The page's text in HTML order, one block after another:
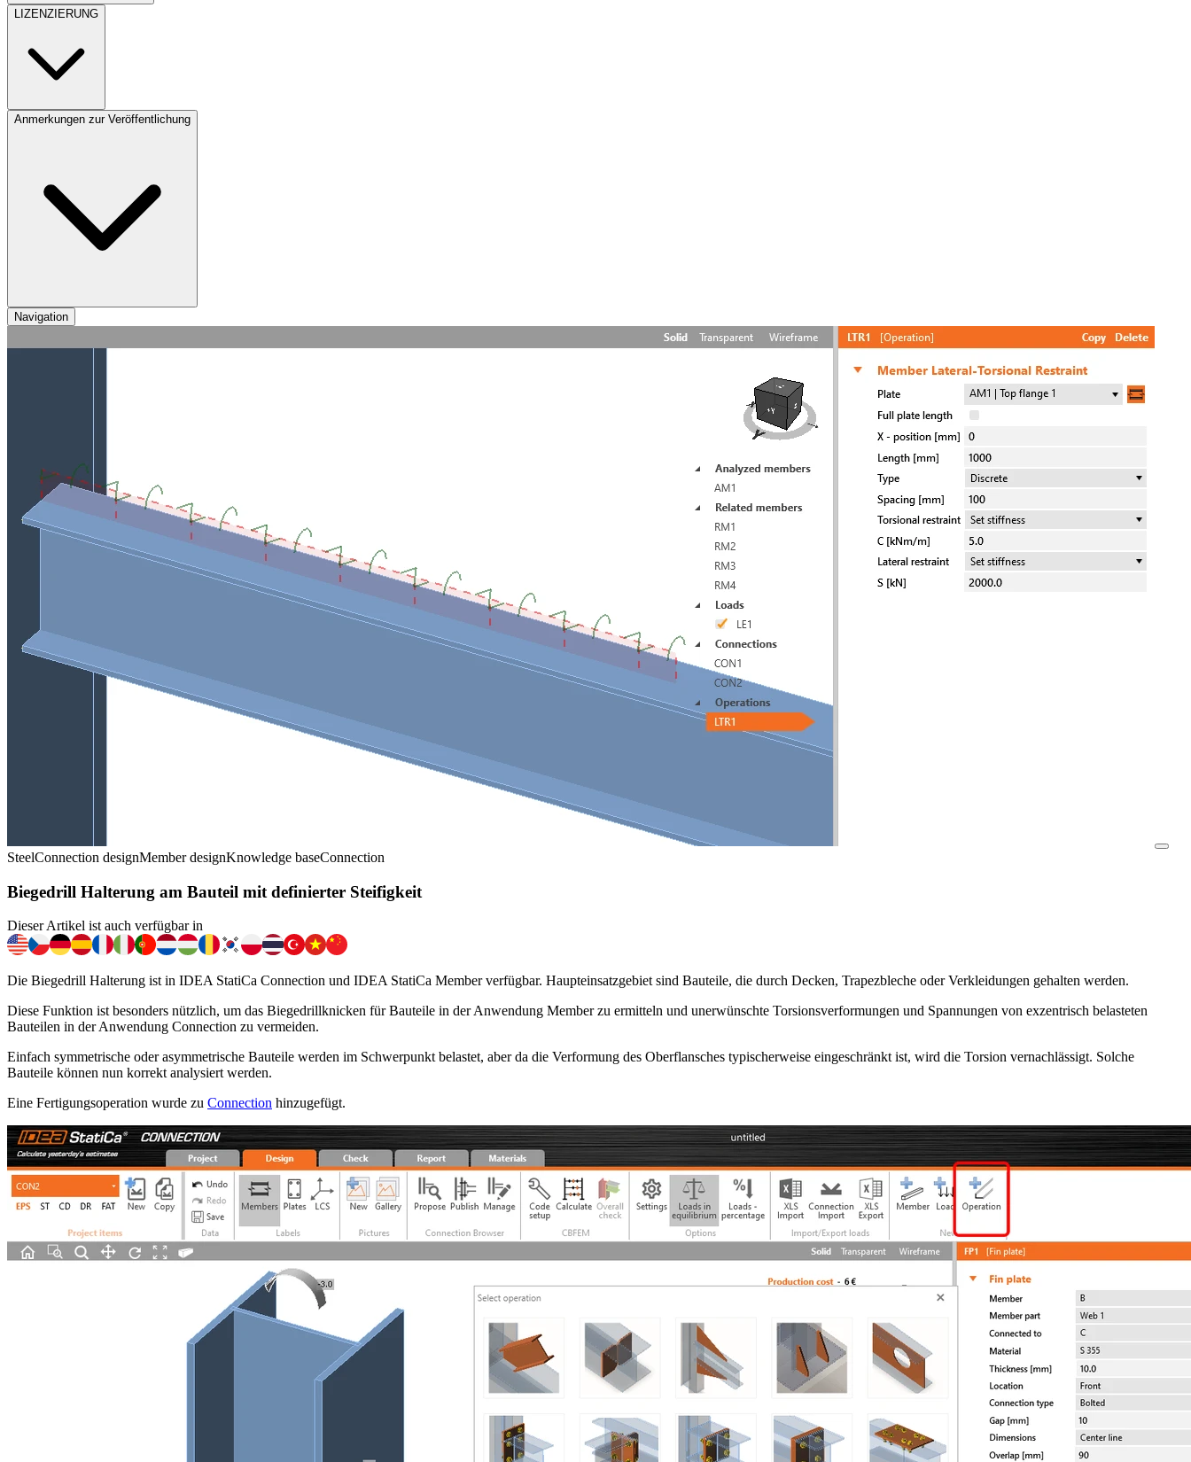
LIZENZIERUNG
Anmerkungen zur Veröffentlichung
Navigation
SteelConnection designMember designKnowledge baseConnection
Biegedrill Halterung am Bauteil mit definierter Steifigkeit
Dieser Artikel ist auch verfügbar in
Die Biegedrill Halterung ist in IDEA StatiCa Connection und IDEA StatiCa Member verfügbar. Haupteinsatzgebiet sind Bauteile, die durch Decken, Trapezbleche oder Verkleidungen gehalten werden.
Diese Funktion ist besonders nützlich, um das Biegedrillknicken für Bauteile in der Anwendung Member zu ermitteln und unerwünschte Torsionsverformungen und Spannungen von exzentrisch belasteten
Bauteilen in der Anwendung Connection zu vermeiden.
Einfach symmetrische oder asymmetrische Bauteile werden im Schwerpunkt belastet, aber da die Verformung des Oberflansches typischerweise eingeschränkt ist, wird die Torsion vernachlässigt. Solche
Bauteile können nun korrekt analysiert werden.
Eine Fertigungsoperation wurde zu Connection hinzugefügt.